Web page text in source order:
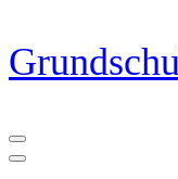
Zum
Inhalt
springen